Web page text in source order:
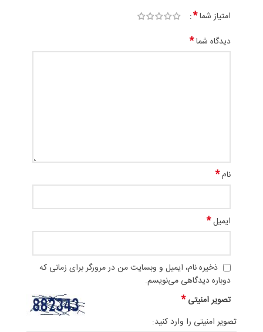
امتیاز شما*
دیدگاه شما*
نام*
ایمیل*
ذخیره نام، ایمیل و وبسایت من در مرورگر برای زمانی که
دوباره دیدگاهی می‌نویسم.
تصویر امنیتی*
تصویر امنیتی را وارد کنید: